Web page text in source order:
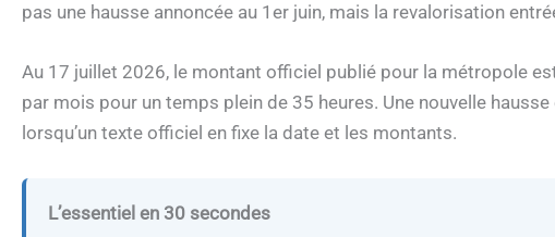
pas une hausse annoncée au 1er juin, mais la revalorisation
Au 17 juillet 2026, le montant officiel publié pour la métropole
par mois pour un temps plein de 35 heures. Une nouvelle
lorsqu’un texte officiel en fixe la date et les montants.
L’essentiel en 30 secondes